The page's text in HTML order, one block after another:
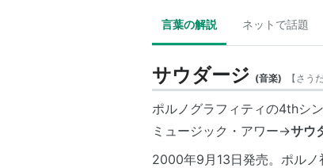
言葉の解説 ネットで話題
サウダージ (音楽) 【さう
ポルノグラフィティの4thシン
ミュージック・アワー→サウ
2000年9月13日発売。ポルノ